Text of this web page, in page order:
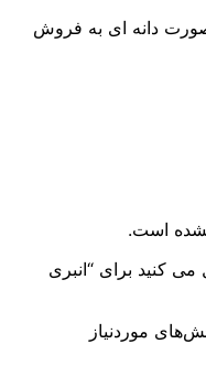
و به صورت دانه ای به فروش
است.
می کنید برای “انبری
موردنیاز